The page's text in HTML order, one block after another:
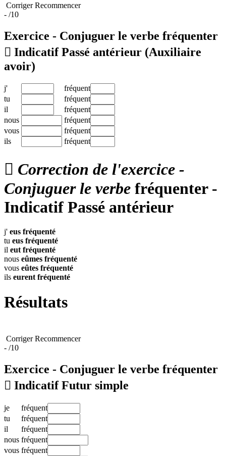
CorrigerRecommencer
- /10
Exercice - Conjuguer le verbe fréquenter
 Indicatif Passé antérieur (Auxiliaire
avoir)
j'
fréquent
tu
fréquent
il
fréquent
nous
fréquent
vous
fréquent
ils
fréquent
 Correction de l'exercice -
Conjuguer le verbe fréquenter -
Indicatif Passé antérieur
j' eus fréquenté
tu eus fréquenté
il eut fréquenté
nous eûmes fréquenté
vous eûtes fréquenté
ils eurent fréquenté
Résultats
CorrigerRecommencer
- /10
Exercice - Conjuguer le verbe fréquenter
 Indicatif Futur simple
je
fréquent
tu
fréquent
il
fréquent
nous fréquent
vous fréquent